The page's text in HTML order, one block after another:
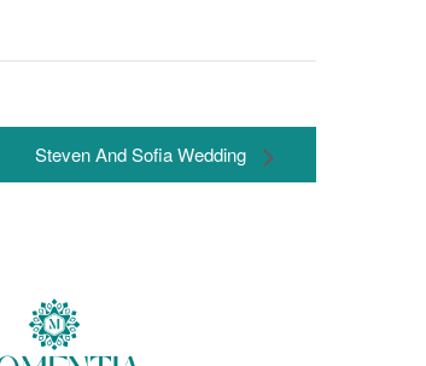
Steven And Sofia Wedding